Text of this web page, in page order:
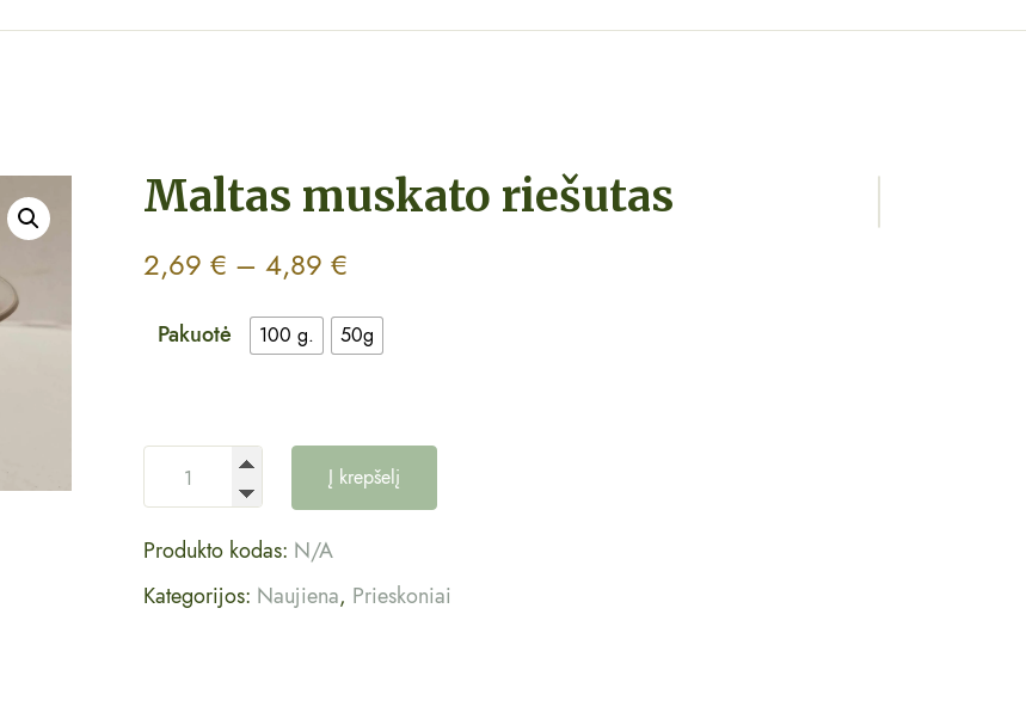
Maltas muskato riešutas
2,69€ – 4,89€
Pakuotė 100 g. 50g
Į krepšelį
Produkto kodas: N/A
Kategorijos: Naujiena, Prieskoniai